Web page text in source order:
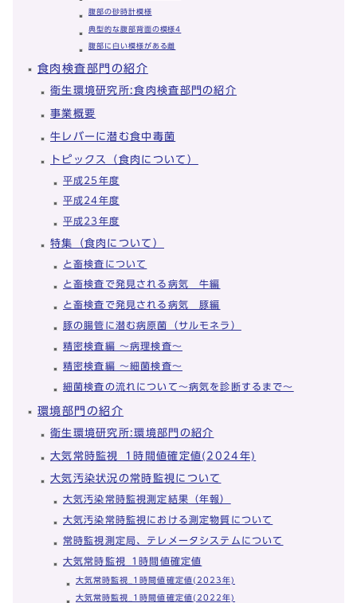
腹部の砂時計模様
典型的な腹部背面の模様4
腹部に白い模様がある雌
食肉検査部門の紹介
衛生環境研究所:食肉検査部門の紹介
事業概要
牛レバーに潜む食中毒菌
トピックス（食肉について）
平成25年度
平成24年度
平成23年度
特集（食肉について）
と畜検査について
と畜検査で発見される病気 牛編
と畜検査で発見される病気 豚編
豚の腸管に潜む病原菌（サルモネラ）
精密検査編 ～病理検査～
精密検査編 ～細菌検査～
細菌検査の流れについて～病気を診断するまで～
環境部門の紹介
衛生環境研究所:環境部門の紹介
大気常時監視_1時間値確定値(2024年)
大気汚染状況の常時監視について
大気汚染常時監視測定結果（年報）
大気汚染常時監視における測定物質について
常時監視測定局、テレメータシステムについて
大気常時監視_1時間値確定値
大気常時監視_1時間値確定値(2023年)
大気常時監視_1時間値確定値(2022年)